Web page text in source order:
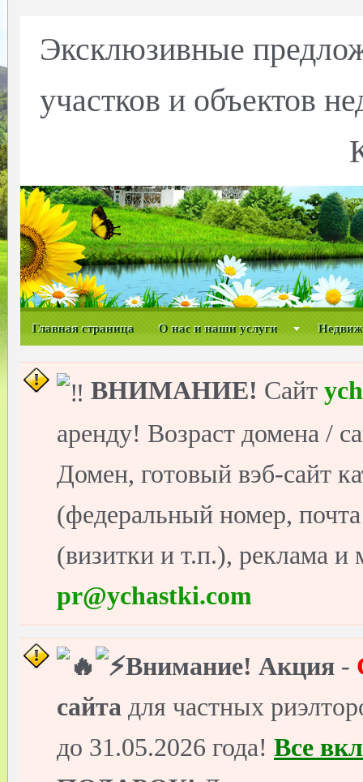
Эксклюзивные
участков и объектов
Главная страница О нас и наши услуги
ВНИМАНИЕ! Сайт
аренду! Возраст домена /
Домен, готовый вэб-сайт
(федеральный номер,
(визитки и т.п.), реклама и
pr@ychastki.com
Внимание! Акция -
сайта для частных
до 31.05.2026 года! Все